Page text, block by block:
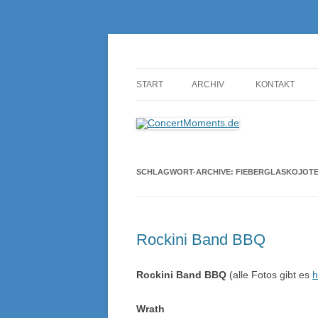
START ARCHIV KONTAKT
SCHLAGWORT-ARCHIVE: FIEBERGLASKOJOTE
Rockini Band BBQ
Rockini Band BBQ (alle Fotos gibt es
Wrath